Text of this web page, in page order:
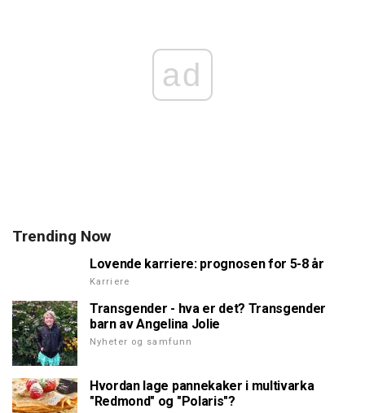
ad
Trending Now
Lovende karriere: prognosen for 5-8 år
Karriere
Transgender - hva er det? Transgender
barn av Angelina Jolie
Nyheter og samfunn
Hvordan lage pannekaker i multivarka
"Redmond" og "Polaris"?